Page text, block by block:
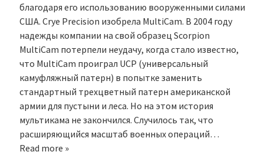
благодаря его использованию вооруженными силами
США. Crye Precision изобрела MultiCam. В 2004 году
надежды компании на свой образец Scorpion
MultiCam потерпели неудачу, когда стало известно,
что MultiCam проиграл UCP (универсальный
камуфляжный патерн) в попытке заменить
стандартный трехцветный патерн американской
армии для пустыни и леса. Но на этом история
мультикама не закончился. Случилось так, что
расширяющийся масштаб военных операций…
Read more »